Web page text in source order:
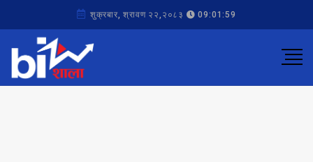
शुक्रबार, श्रावण २२,२०८३ 09:01:59